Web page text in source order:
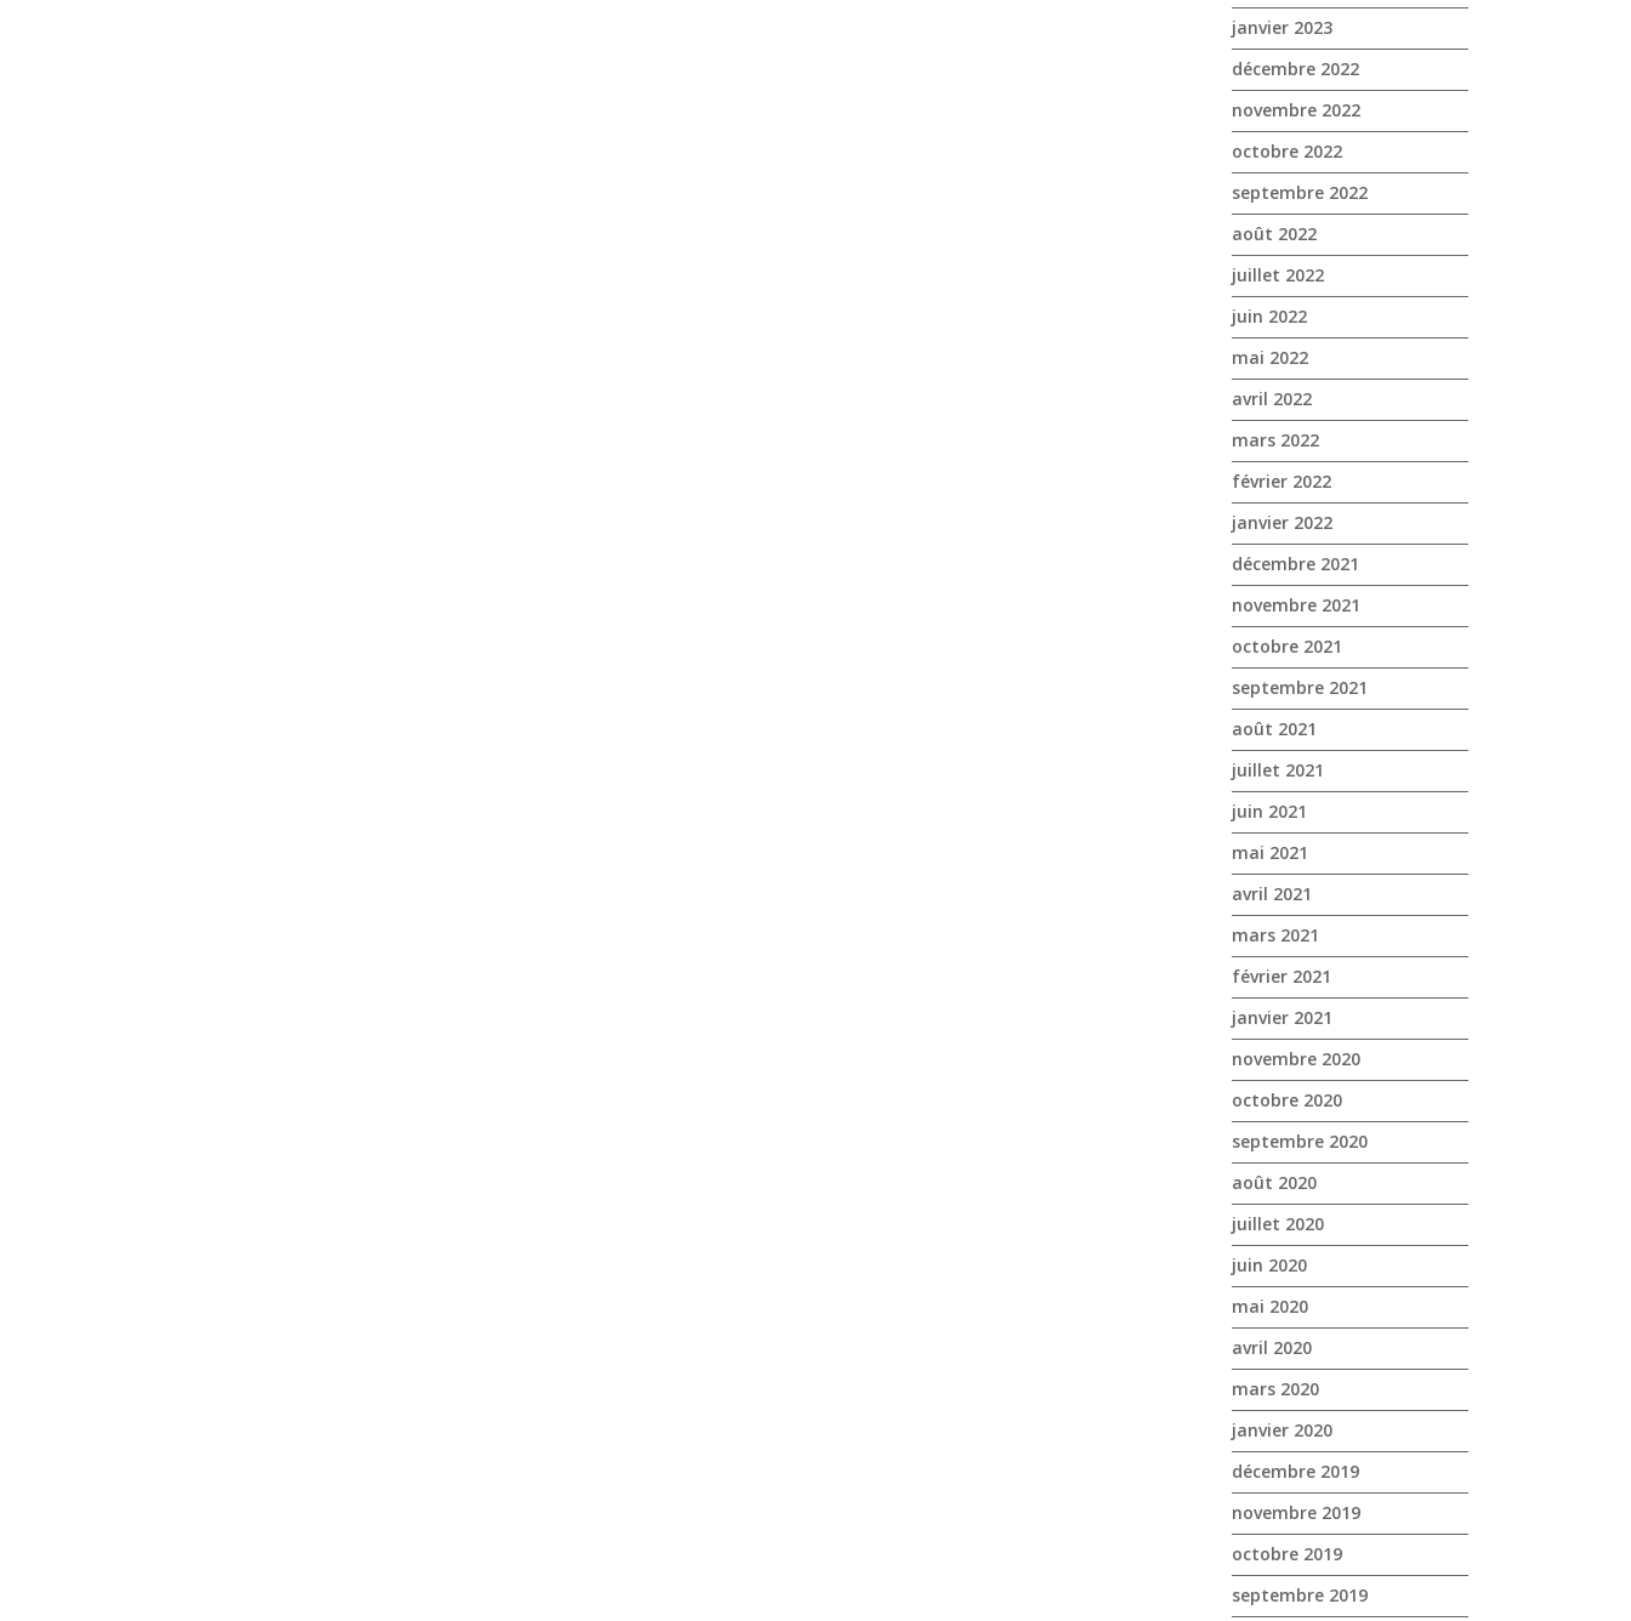
janvier 2023
décembre 2022
novembre 2022
octobre 2022
septembre 2022
août 2022
juillet 2022
juin 2022
mai 2022
avril 2022
mars 2022
février 2022
janvier 2022
décembre 2021
novembre 2021
octobre 2021
septembre 2021
août 2021
juillet 2021
juin 2021
mai 2021
avril 2021
mars 2021
février 2021
janvier 2021
novembre 2020
octobre 2020
septembre 2020
août 2020
juillet 2020
juin 2020
mai 2020
avril 2020
mars 2020
janvier 2020
décembre 2019
novembre 2019
octobre 2019
septembre 2019